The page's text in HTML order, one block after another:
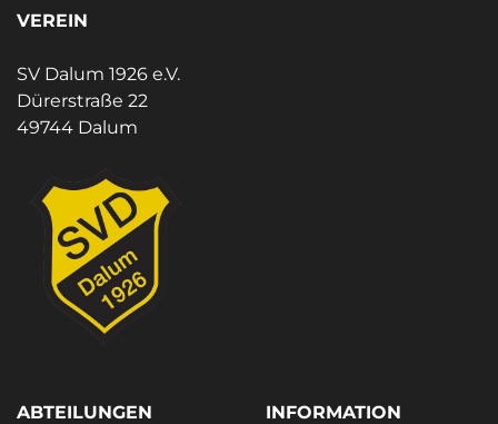
VEREIN
SV Dalum 1926 e.V.
Dürerstraße 22
49744 Dalum
ABTEILUNGEN INFORMATION